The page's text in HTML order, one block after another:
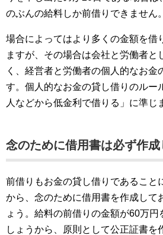
のぶんの給料しか前借りできません。
場合によってはより多くの金額を借
ますが、その場合は会社と労働者と
く、経営者と労働者の個人的なお金
す。個人的なお金の貸し借りのルー
人などから低金利で借りる」に準じ
念のために借用書は必ず作成
前借りもお金の貸し借りであること
から、念のために借用書を作成して
ょう。給料の前借りの金額が60万
しょうから、原則として公正証書を